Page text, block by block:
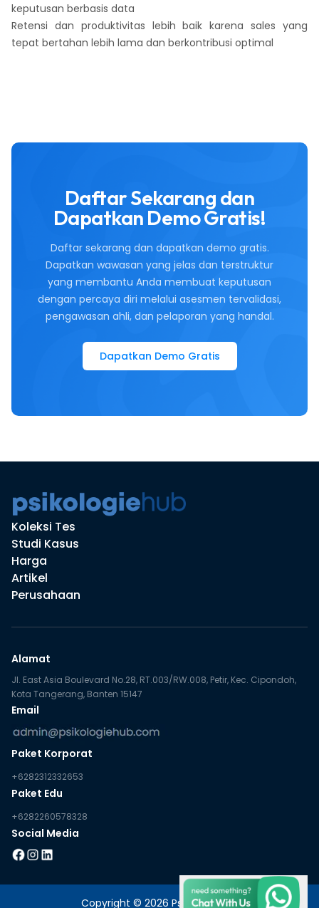
keputusan berbasis data
Retensi dan produktivitas lebih baik karena sales yang
tepat bertahan lebih lama dan berkontribusi optimal
Daftar Sekarang dan
Dapatkan Demo Gratis!
Daftar sekarang dan dapatkan demo gratis.
Dapatkan wawasan yang jelas dan terstruktur
yang membantu Anda membuat keputusan
dengan percaya diri melalui asesmen tervalidasi,
pengawasan ahli, dan pelaporan yang handal.
Dapatkan Demo Gratis
Koleksi Tes
Studi Kasus
Harga
Artikel
Perusahaan
Alamat
Jl. East Asia Boulevard No.28, RT.003/RW.008, Petir, Kec. Cipondoh,
Kota Tangerang, Banten 15147
Email
Paket Korporat
+6282312332653
Paket Edu
+6282260578328
Social Media
Copyright © 2026 PsikologieHub